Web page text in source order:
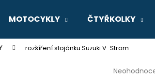
MOTOCYKLY ČTYŘKOLKY
rozšíření stojánku Suzuki V-Strom
Průměrné
Co potřebujete najít?